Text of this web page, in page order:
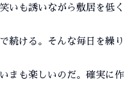
いも誘いながら敷居を低く
続ける。そんな毎日を繰り
まも楽しいのだ。確実に作